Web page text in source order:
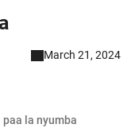
March 21, 2024
la nyumba